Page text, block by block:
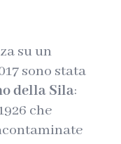
su un
sono stata
della Sila:
che